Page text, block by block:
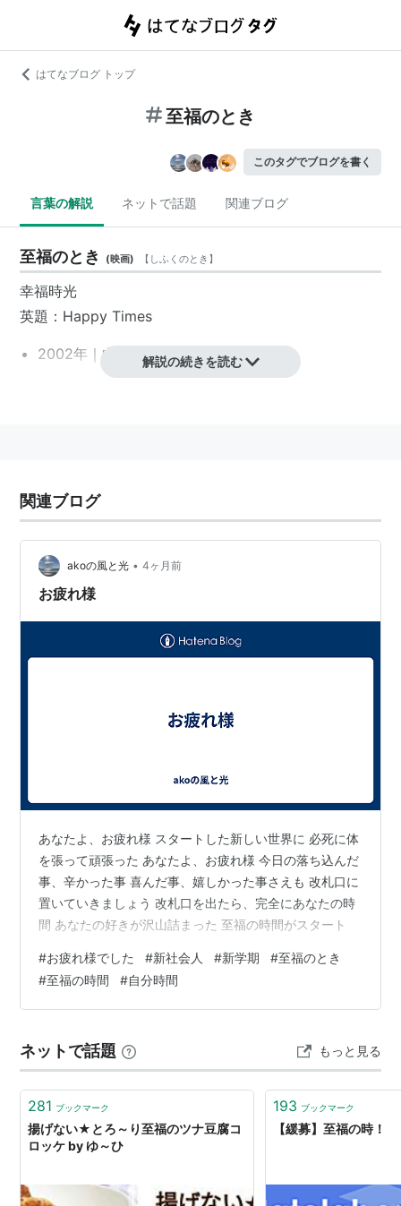
はてなブログ トップ
至福のとき
このタグでブログを書く
言葉の解説 ネットで話題 関連ブログ
至福のとき (映画) 【 しふくのとき 】
幸福時光
英題 ：Happy Times
2002年｜中国映画｜97分
20世紀フォックス
リスト::外国の映画::題名::さ行
解説の続きを読む
関連ブログ
akoの風と光 • 4ヶ月前
お疲れ様
あなたよ、お疲れ様 スタートした新しい世界に 必死に体
を張って頑張った あなたよ、お疲れ様 今日の落ち込んだ
事、辛かった事 喜んだ事、嬉しかった事さえも 改札口に
置いていきましょう 改札口を出たら、完全にあなたの時
間 あなたの好きが沢山詰まった 至福の時間がスタート
#お疲れ様でした #新社会人 #新学期 #至福のとき
#至福の時間 #自分時間
ネットで話題 もっと見る
281 ブックマーク
揚げない★とろ～り至福のツナ豆腐コ
ロッケ by ゆ～ひ
193 ブックマーク
【緩募】至福の時！